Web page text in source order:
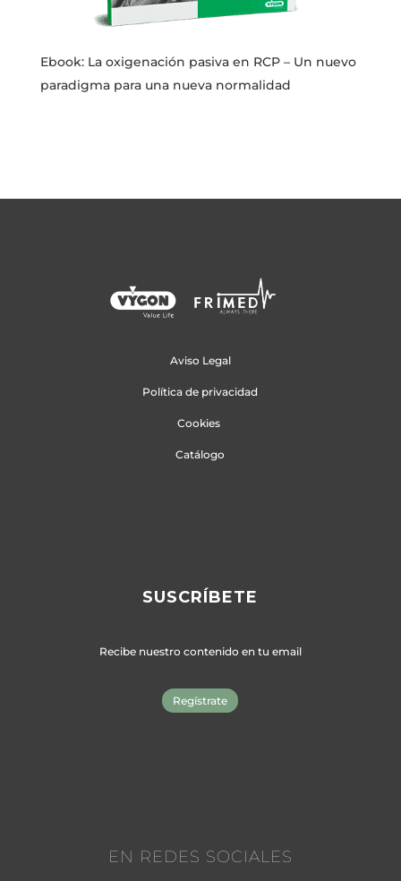
Ebook: La oxigenación pasiva en RCP – Un nuevo
paradigma para una nueva normalidad
Aviso Legal
Política de privacidad
Cookies
Catálogo
SUSCRÍBETE
Recibe nuestro contenido en tu email
Regístrate
EN REDES SOCIALES